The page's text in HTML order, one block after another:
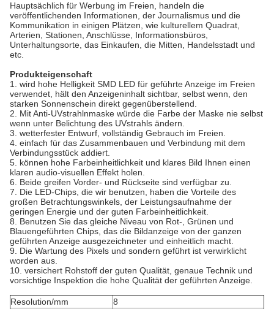
Hauptsächlich für Werbung im Freien, handeln die
veröffentlichenden Informationen, der Journalismus und die
Kommunikation in einigen Plätzen, wie kulturellem Quadrat,
Arterien, Stationen, Anschlüsse, Informationsbüros,
Unterhaltungsorte, das Einkaufen, die Mitten, Handelsstadt und
etc.
Produkteigenschaft
1. wird hohe Helligkeit SMD LED für geführte Anzeige im Freien
verwendet, hält den Anzeigeninhalt sichtbar, selbst wenn, den
starken Sonnenschein direkt gegenüberstellend.
2. Mit Anti-UVstrahlnmaske würde die Farbe der Maske nie selbst
wenn unter Belichtung des UVstrahls ändern.
3. wetterfester Entwurf, vollständig Gebrauch im Freien.
4. einfach für das Zusammenbauen und Verbindung mit dem
Verbindungsstück addiert.
5. können hohe Farbeinheitlichkeit und klares Bild Ihnen einen
klaren audio-visuellen Effekt holen.
6. Beide greifen Vorder- und Rückseite sind verfügbar zu.
7. Die LED-Chips, die wir benutzen, haben die Vorteile des
großen Betrachtungswinkels, der Leistungsaufnahme der
geringen Energie und der guten Farbeinheitlichkeit.
8. Benutzen Sie das gleiche Niveau von Rot-, Grünen und
Blauengeführten Chips, das die Bildanzeige von der ganzen
geführten Anzeige ausgezeichneter und einheitlich macht.
9. Die Wartung des Pixels und sondern geführt ist verwirklicht
worden aus.
10. versichert Rohstoff der guten Qualität, genaue Technik und
vorsichtige Inspektion die hohe Qualität der geführten Anzeige.
Resolution/mm
8